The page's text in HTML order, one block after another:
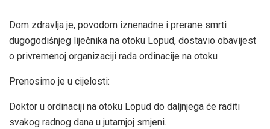
Dom zdravlja je, povodom iznenadne i prerane smrti
dugogodišnjeg liječnika na otoku Lopud, dostavio obavijest
o privremenoj organizaciji rada ordinacije na otoku
Prenosimo je u cijelosti:
Doktor u ordinaciji na otoku Lopud do daljnjega će raditi
svakog radnog dana u jutarnjoj smjeni.